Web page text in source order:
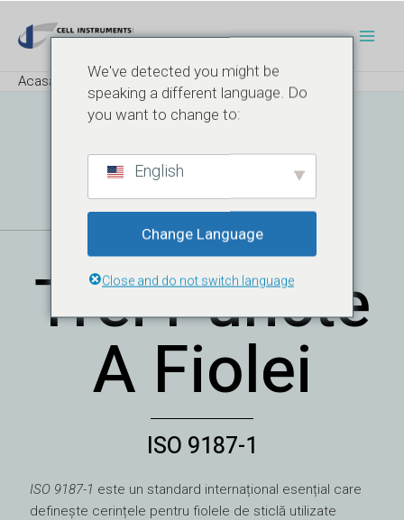
conținut
Acasă Blog ISO 9187-1
Test De
Îndoire În
Trei Puncte
A Fiolei
ISO 9187-1
ISO 9187-1 este un standard internațional esențial care
definește cerințele pentru fiolele de sticlă utilizate
navigare
We've detected you might be
speaking a different language. Do
you want to change to:
English
Change Language
Close and do not switch language